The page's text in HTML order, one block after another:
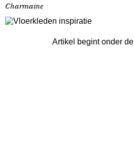
Charmaine
Artikel begint onder